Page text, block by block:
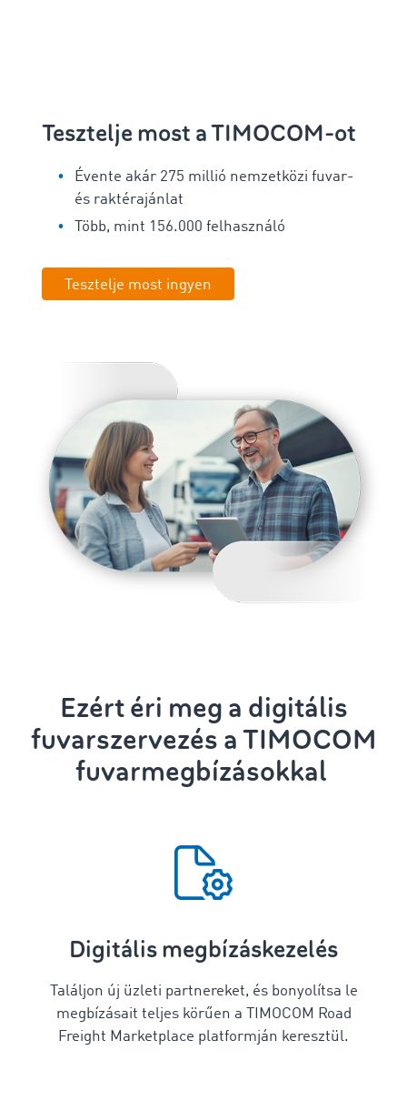
Tesztelje most a TIMOCOM-ot
Évente akár 275 millió nemzetközi fuvar-
és raktérajánlat
Több, mint 156.000 felhasználó
Tesztelje most ingyen
Ezért éri meg a digitális
fuvarszervezés a TIMOCOM
fuvarmegbízásokkal
Digitális megbízáskezelés
Találjon új üzleti partnereket, és bonyolítsa le
megbízásait teljes körűen a TIMOCOM Road
Freight Marketplace platformján keresztül.